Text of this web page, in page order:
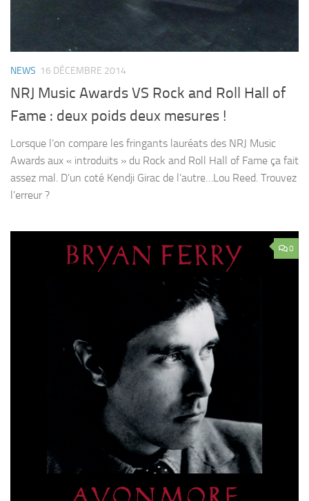
NEWS 16 DÉCEMBRE 2014
NRJ Music Awards VS Rock and Roll Hall of
Fame : deux poids deux mesures !
Lorsque l’on compare les fringants lauréats des NRJ Music
Awards aux « introduits » du Rock and Roll Hall of Fame ça fait
assez mal. D’un coté Kendji Girac de l’autre…Lou Reed. Trouvez
l’erreur ?
0